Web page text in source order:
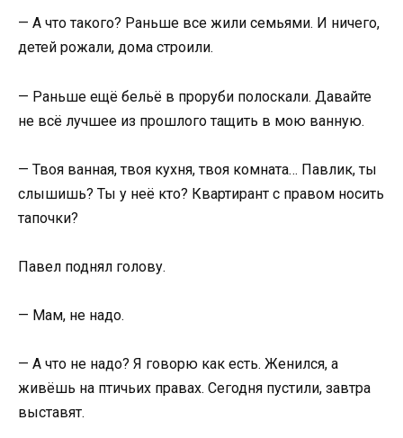
— А что такого? Раньше все жили семьями. И ничего,
детей рожали, дома строили.
— Раньше ещё бельё в проруби полоскали. Давайте
не всё лучшее из прошлого тащить в мою ванную.
— Твоя ванная, твоя кухня, твоя комната… Павлик, ты
слышишь? Ты у неё кто? Квартирант с правом носить
тапочки?
Павел поднял голову.
— Мам, не надо.
— А что не надо? Я говорю как есть. Женился, а
живёшь на птичьих правах. Сегодня пустили, завтра
выставят.